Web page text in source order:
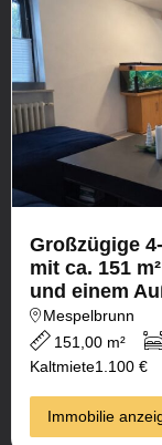
Großzügige
mit ca. 151
und einem
Mespelbrunn
151,00 m²
Kaltmiete1.100 €
Immobilie